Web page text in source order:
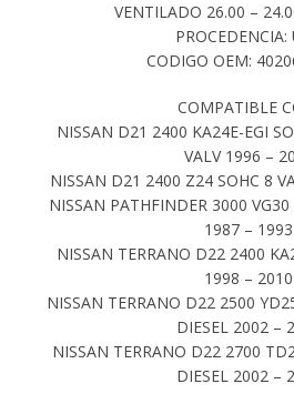
VENTILADO 26.00 –
PROCEDENCIA:
CODIGO OEM:
COMPATIBLE
NISSAN D21 2400 KA24E-EGI
VALV 1996 –
NISSAN D21 2400 Z24 SOHC 8
NISSAN PATHFINDER 3000
1987 – 1993
NISSAN TERRANO D22 2400
1998 – 2010
NISSAN TERRANO D22 2500
DIESEL 2002 –
NISSAN TERRANO D22 2700
DIESEL 2002 –